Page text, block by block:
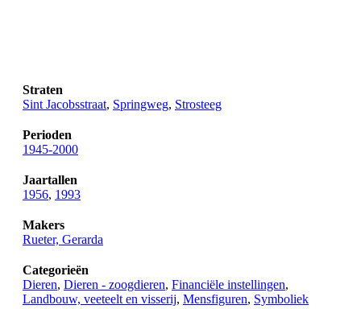
Straten
Sint Jacobsstraat, Springweg, Strosteeg
Perioden
1945-2000
Jaartallen
1956, 1993
Makers
Rueter, Gerarda
Categorieën
Dieren, Dieren - zoogdieren, Financiële instellingen,
Landbouw, veeteelt en visserij, Mensfiguren, Symboliek